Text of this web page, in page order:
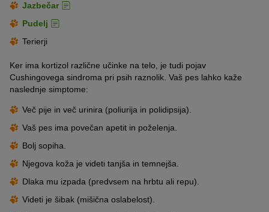
Jazbečar
Pudelj
Terierji
Ker ima kortizol različne učinke na telo, je tudi pojav
Cushingovega sindroma pri psih raznolik. Vaš pes lahko kaže
naslednje simptome:
Več pije in več urinira (poliurija in polidipsija).
Vaš pes ima povečan apetit in poželenja.
Bolj sopiha.
Njegova koža je videti tanjša in temnejša.
Dlaka mu izpada (predvsem na hrbtu ali repu).
Videti je šibak (mišična oslabelost).